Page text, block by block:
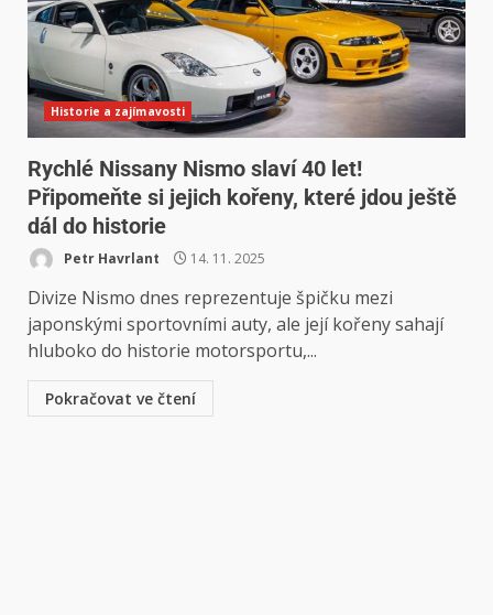
Historie a zajímavosti
Rychlé Nissany Nismo slaví 40 let!
Připomeňte si jejich kořeny, které jdou ještě
dál do historie
Petr Havrlant 14. 11. 2025
Divize Nismo dnes reprezentuje špičku mezi
japonskými sportovními auty, ale její kořeny sahají
hluboko do historie motorsportu,...
Pokračovat ve čtení